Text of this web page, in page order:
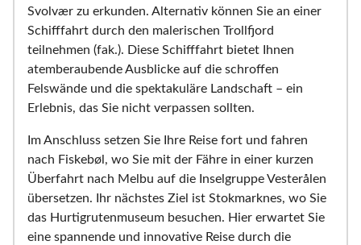
Svolvær zu erkunden. Alternativ können Sie an einer
Schifffahrt durch den malerischen Trollfjord
teilnehmen (fak.). Diese Schifffahrt bietet Ihnen
atemberaubende Ausblicke auf die schroffen
Felswände und die spektakuläre Landschaft – ein
Erlebnis, das Sie nicht verpassen sollten.
Im Anschluss setzen Sie Ihre Reise fort und fahren
nach Fiskebøl, wo Sie mit der Fähre in einer kurzen
Überfahrt nach Melbu auf die Inselgruppe Vesterålen
übersetzen. Ihr nächstes Ziel ist Stokmarknes, wo Sie
das Hurtigrutenmuseum besuchen. Hier erwartet Sie
eine spannende und innovative Reise durch die